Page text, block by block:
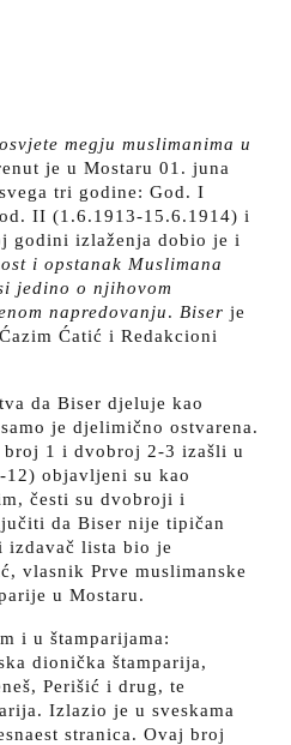
megju muslimanima u
je u Mostaru 01. juna
tri godine: God. I
II (1.6.1913-15.6.1914) i
godini izlaženja dobio je i
i opstanak Muslimana
jedino o njihovom
napredovanju. Biser je
Ćatić i Redakcioni
da Biser djeluje kao
je djelimično ostvarena.
1 i dvobroj 2-3 izašli u
objavljeni su kao
česti su dvobroji i
da Biser nije tipičan
izdavač lista bio je
vlasnik Prve muslimanske
u Mostaru.
i u štamparijama:
dionička štamparija,
Perišić i drug, te
Izlazio je u sveskama
stranica. Ovaj broj